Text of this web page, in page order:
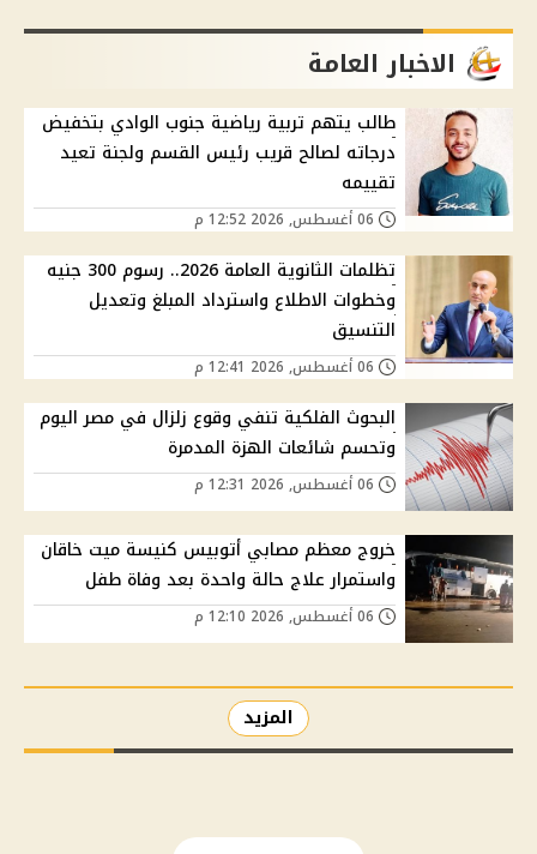
الاخبار العامة
طالب يتهم تربية رياضية جنوب الوادي بتخفيض
درجاته لصالح قريب رئيس القسم ولجنة تعيد
تقييمه
تظلمات الثانوية العامة 2026.. رسوم 300 جنيه
وخطوات الاطلاع واسترداد المبلغ وتعديل
التنسيق
البحوث الفلكية تنفي وقوع زلزال في مصر اليوم
وتحسم شائعات الهزة المدمرة
خروج معظم مصابي أتوبيس كنيسة ميت خاقان
واستمرار علاج حالة واحدة بعد وفاة طفل
المزيد